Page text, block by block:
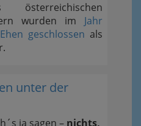
wurden im Jahr
geschlossen als
unter der
ja sagen – nichts,